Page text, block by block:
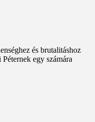
és brutalitáshoz
egy számára